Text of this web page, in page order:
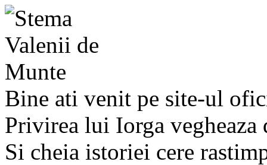
Bine ati venit pe site-ul
Privirea lui Iorga
Si cheia istoriei cere